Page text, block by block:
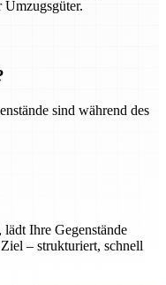
sind während des
Ihre Gegenstände
– strukturiert, schnell